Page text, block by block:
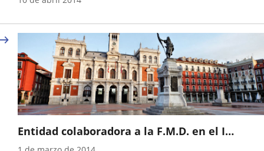
el deporte en general, a lo largo de sus
veinticinco años de historia.
Entidad colaboradora a la F.M.D. en el I
Campeonato de España Alevín y Benjamín de
Año